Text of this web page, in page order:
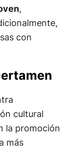
,
con
cultural
la promoción
más